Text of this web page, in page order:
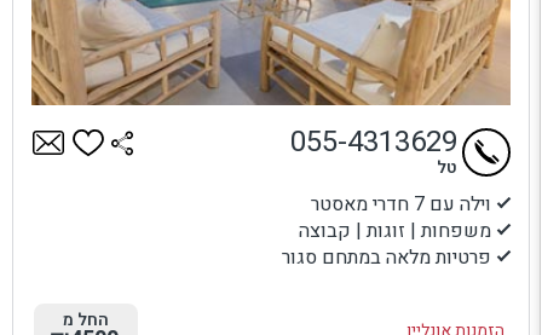
וילה עם 7 חדרי מאסטר
משפחות | זוגות | קבוצה
פרטיות מלאה במתחם סגור
055-4313629
טל
החל מ